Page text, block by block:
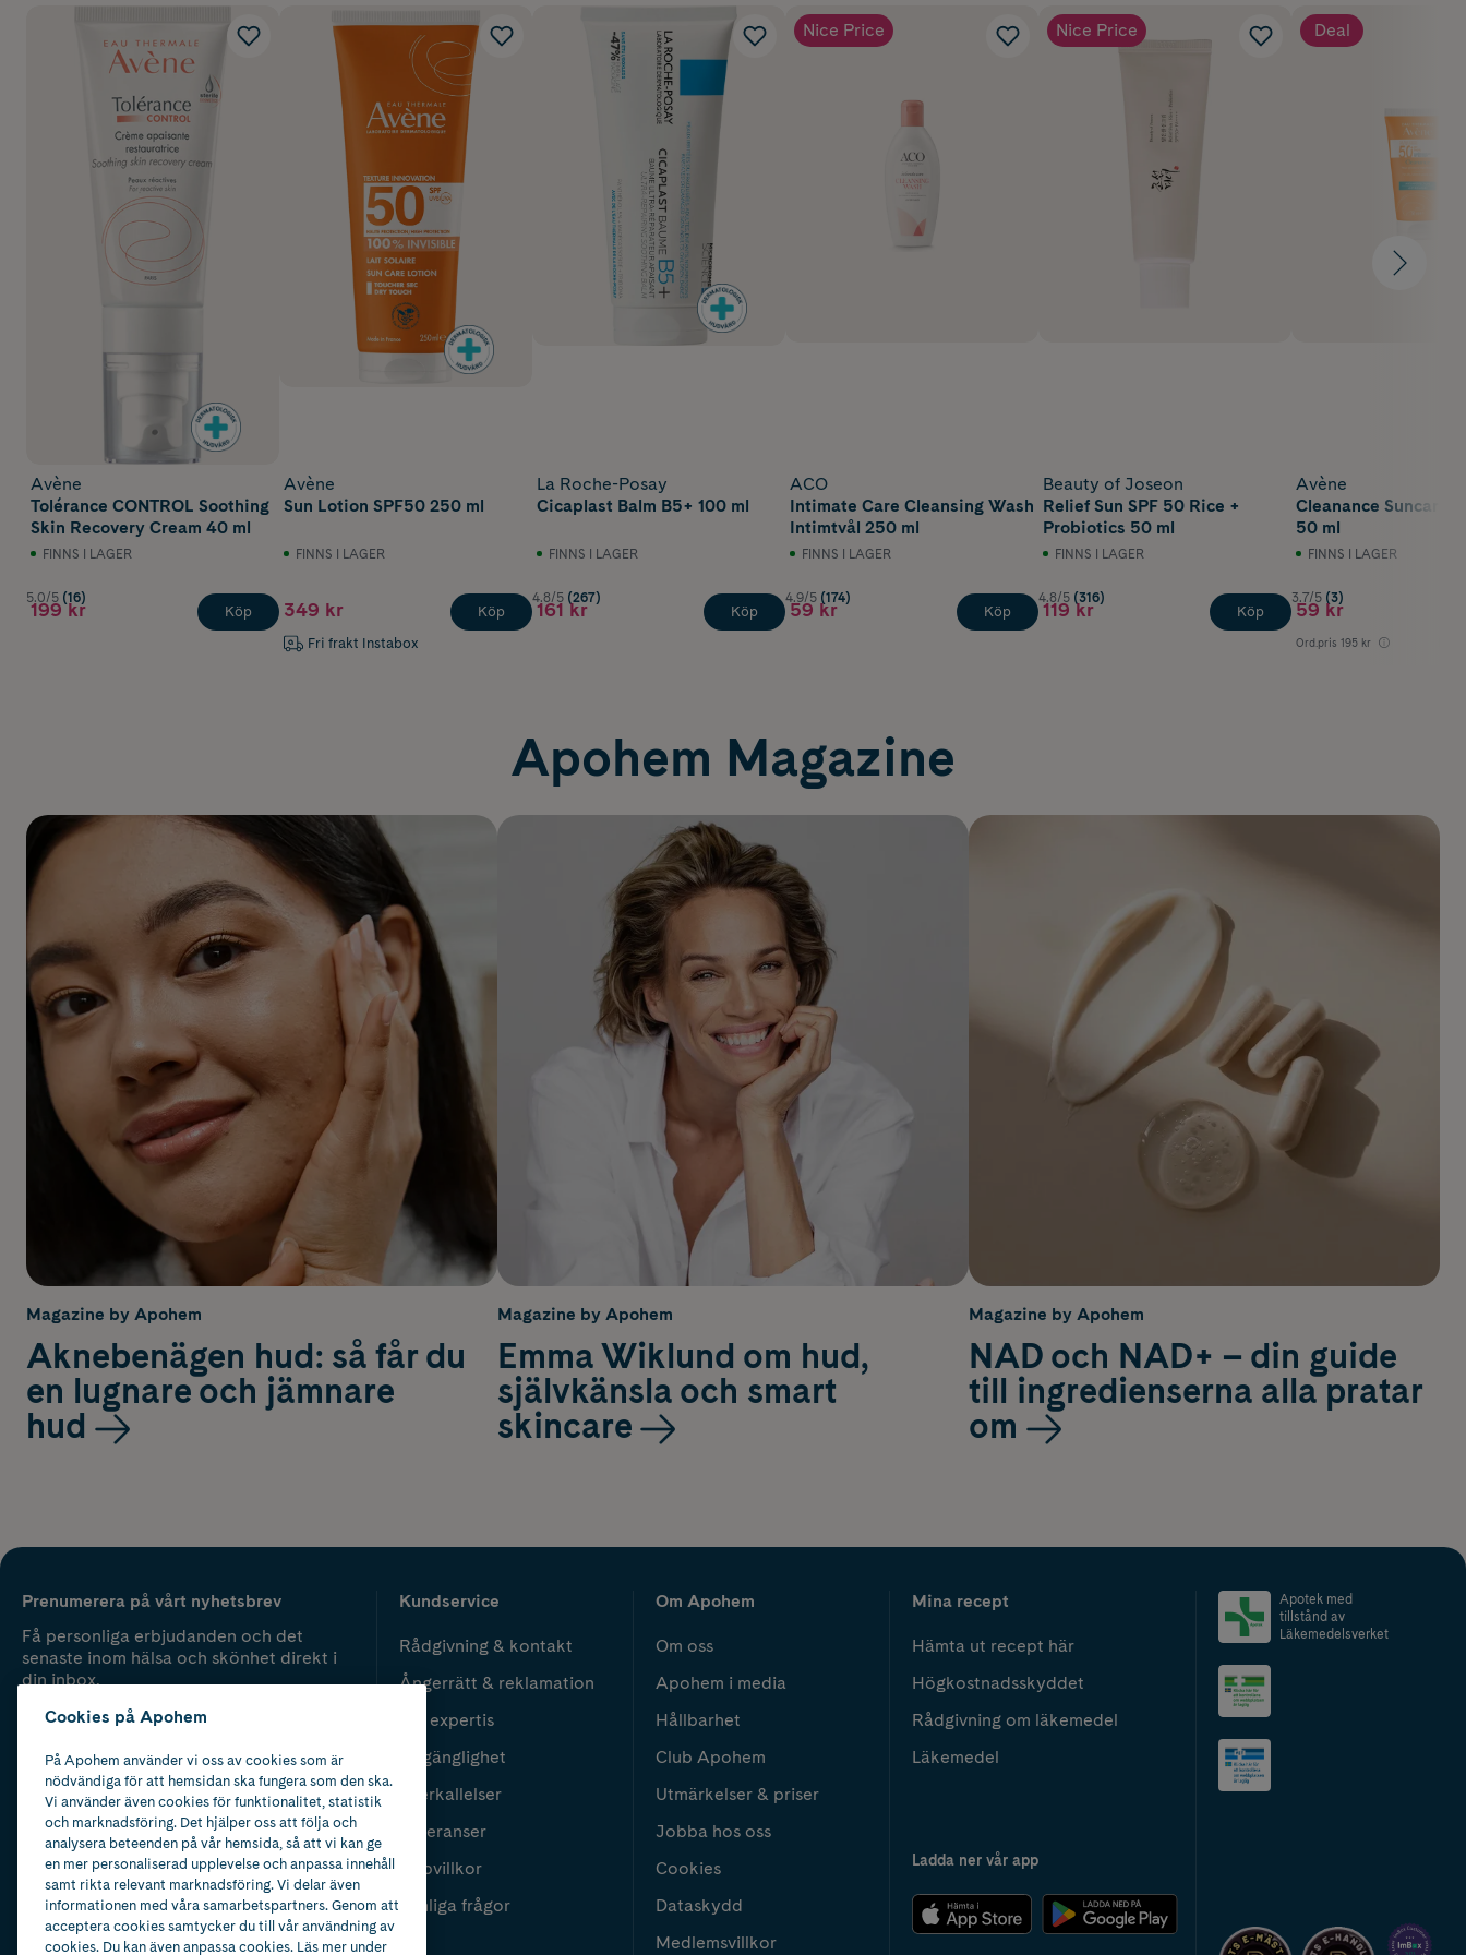
Avène
Tolérance CONTROL Soothing
Skin Recovery Cream 40 ml
FINNS I LAGER
5.0/5 (16)
199 kr Köp
Avène
Sun Lotion SPF50 250 ml
FINNS I LAGER
349 kr
Fri frakt Instabox
Köp
La Roche-Posay
Cicaplast Balm B5+ 100 ml
FINNS I LAGER
4.8/5 (267)
161 kr Köp
Nice Price
ACO
Intimate Care Cleansing Wash
Intimtvål 250 ml
FINNS I LAGER
4.9/5 (174)
59 kr Köp
Nice Price
Beauty of Joseon
Relief Sun SPF 50 Rice +
Probiotics 50 ml
FINNS I LAGER
4.8/5 (316)
119 kr Köp
Deal
Avène
Cleanance Suncare
50 ml
FINNS I LAGER
3.7/5 (3)
59 kr
Ord.pris 195 kr
Apohem Magazine
Magazine by Apohem
Aknebenägen hud: så får du
en lugnare och jämnare
hud
Magazine by Apohem
Emma Wiklund om hud,
självkänsla och smart
skincare
Magazine by Apohem
NAD och NAD+ – din guide
till ingredienserna alla pratar
om
Prenumerera på vårt nyhetsbrev
Få personliga erbjudanden och det
senaste inom hälsa och skönhet direkt i
din inbox.
Kundservice
Rådgivning & kontakt
Ångerrätt & reklamation
Vår expertis
Tillgänglighet
Återkallelser
Leveranser
Köpvillkor
Vanliga frågor
Om Apohem
Om oss
Apohem i media
Hållbarhet
Club Apohem
Utmärkelser & priser
Jobba hos oss
Cookies
Dataskydd
Medlemsvillkor
Mina recept
Hämta ut recept här
Högkostnadsskyddet
Rådgivning om läkemedel
Läkemedel
Ladda ner vår app
Apotek med
tillstånd av
Läkemedelsverket
Cookies på Apohem
På Apohem använder vi oss av cookies som är
nödvändiga för att hemsidan ska fungera som den ska.
Vi använder även cookies för funktionalitet, statistik
och marknadsföring. Det hjälper oss att följa och
analysera beteenden på vår hemsida, så att vi kan ge
en mer personaliserad upplevelse och anpassa innehåll
samt rikta relevant marknadsföring. Vi delar även
informationen med våra samarbetspartners. Genom att
acceptera cookies samtycker du till vår användning av
cookies. Du kan även anpassa cookies. Läs mer under